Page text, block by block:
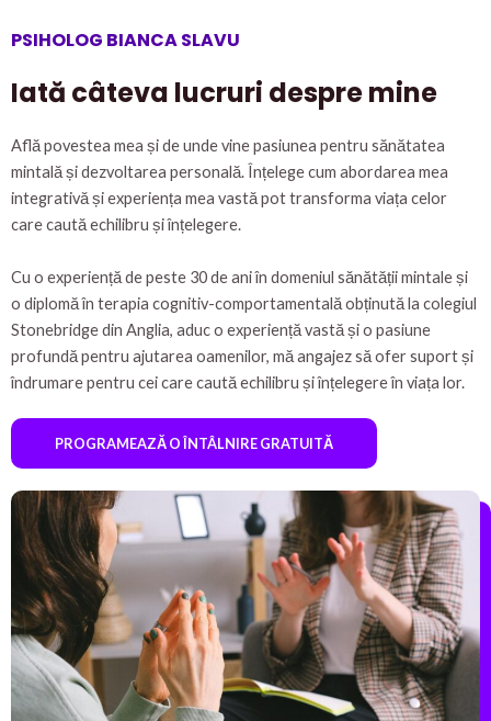
PSIHOLOG BIANCA SLAVU
Iată câteva lucruri despre mine
Află povestea mea și de unde vine pasiunea pentru sănătatea
mintală și dezvoltarea personală. Înțelege cum abordarea mea
integrativă și experiența mea vastă pot transforma viața celor
care caută echilibru și înțelegere.
Cu o experiență de peste 30 de ani în domeniul sănătății mintale și
o diplomă în terapia cognitiv-comportamentală obținută la colegiul
Stonebridge din Anglia, aduc o experiență vastă și o pasiune
profundă pentru ajutarea oamenilor, mă angajez să ofer suport și
îndrumare pentru cei care caută echilibru și înțelegere în viața lor.
PROGRAMEAZĂ O ÎNTÂLNIRE GRATUITĂ